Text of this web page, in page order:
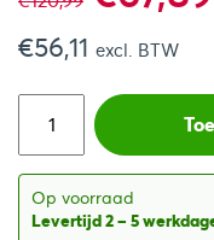
prijs
was:
€56,11 excl. BTW
Op voorraad
Levertijd 2 – 5